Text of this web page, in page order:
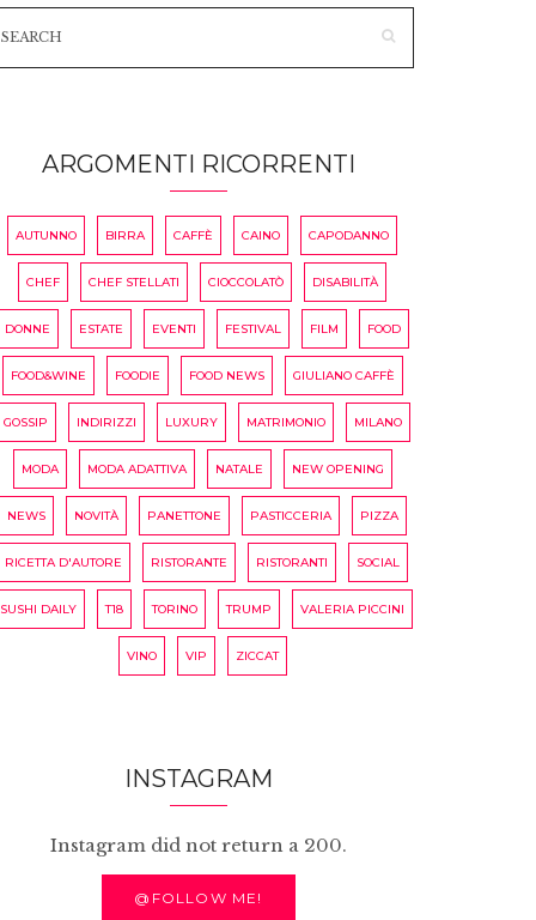
ARGOMENTI RICORRENTI
AUTUNNO BIRRA CAFFÈ CAINO CAPODANNO
CHEF CHEF STELLATI CIOCCOLATÒ DISABILITÀ
DONNE ESTATE EVENTI FESTIVAL FILM FOOD
FOOD&WINE FOODIE FOOD NEWS GIULIANO CAFFÈ
GOSSIP INDIRIZZI LUXURY MATRIMONIO MILANO
MODA MODA ADATTIVA NATALE NEW OPENING
NEWS NOVITÀ PANETTONE PASTICCERIA PIZZA
RICETTA D'AUTORE RISTORANTE RISTORANTI SOCIAL
SUSHI DAILY T18 TORINO TRUMP VALERIA PICCINI
VINO VIP ZICCAT
INSTAGRAM
Instagram did not return a 200.
@FOLLOW ME!